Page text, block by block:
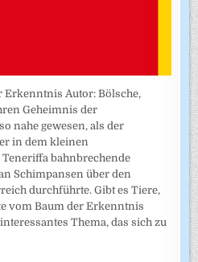
Erkenntnis Autor: Bölsche,
Geheimnis der
nahe gewesen, als der
in dem kleinen
bahnbrechende
Schimpansen über den
durchführte. Gibt es Tiere,
vom Baum der Erkenntnis
Thema, das sich zu